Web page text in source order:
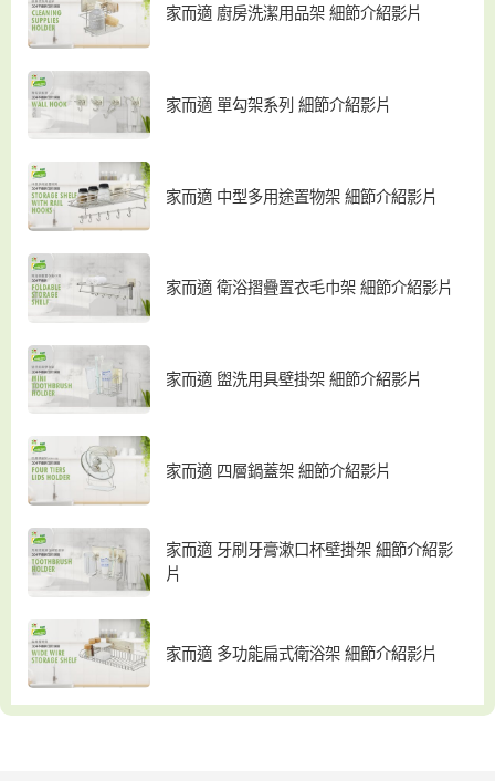
家而適 廚房洗潔用品架 細節介紹影片
家而適 單勾架系列 細節介紹影片
家而適 中型多用途置物架 細節介紹影片
家而適 衛浴摺疊置衣毛巾架 細節介紹影片
家而適 盥洗用具壁掛架 細節介紹影片
家而適 四層鍋蓋架 細節介紹影片
家而適 牙刷牙膏漱口杯壁掛架 細節介紹影
片
家而適 多功能扁式衛浴架 細節介紹影片